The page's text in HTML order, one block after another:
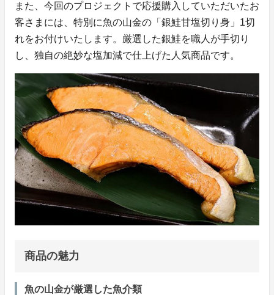
また、今回のプロジェクトで応援購入していただいたお
客さまには、特別に魚の山金の「銀鮭甘塩切り身」1切
れをお付けいたします。厳選した銀鮭を職人が手切り
し、独自の絶妙な塩加減で仕上げた人気商品です。
商品の魅力
魚の山金が厳選した魚介類